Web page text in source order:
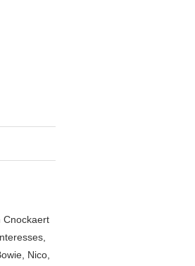
Cnockaert
Nico,